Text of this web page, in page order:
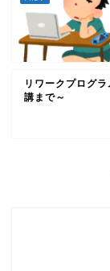
リワークプログ
講まで～